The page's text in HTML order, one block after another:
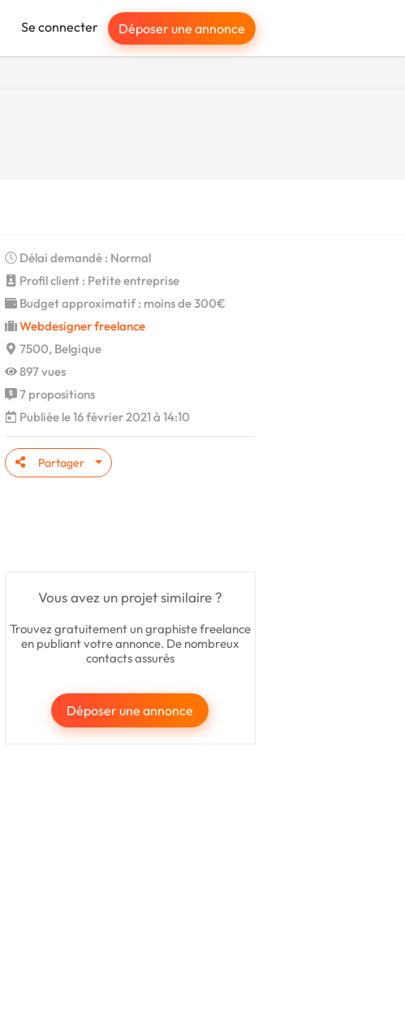
Se connecter Déposer une annonce
Délai demandé : Normal
Profil client : Petite entreprise
Budget approximatif : moins de 300€
Webdesigner freelance
7500, Belgique
897 vues
7 propositions
Publiée le 16 février 2021 à 14:10
Partager
Vous avez un projet similaire ?
Trouvez gratuitement un graphiste freelance
en publiant votre annonce. De nombreux
contacts assurés
Déposer une annonce